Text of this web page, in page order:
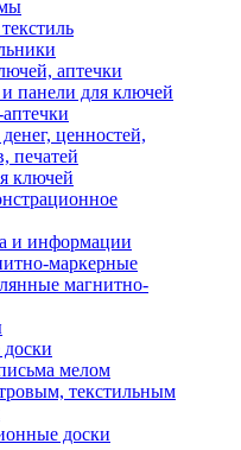
аптечки
панели для ключей
ценностей,
печатей
ключей
и информации
маркерные
магнитно-
мелом
текстильным
доски